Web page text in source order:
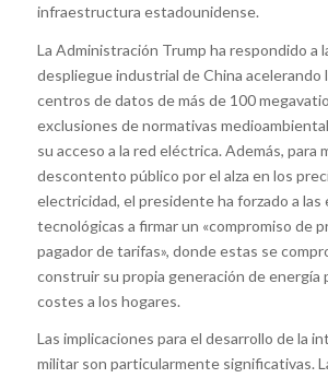
infraestructura estadounidense.
La Administración Trump ha respondido a
despliegue industrial de China acelerando
centros de datos de más de 100
exclusiones de normativas
su acceso a la red eléctrica. Además, para
descontento público por el alza en los
electricidad, el presidente ha forzado a las
tecnológicas a firmar un «compromiso de
pagador de tarifas», donde estas se
construir su propia generación de energía
costes a los hogares.
Las implicaciones para el desarrollo de la
militar son particularmente significativas.